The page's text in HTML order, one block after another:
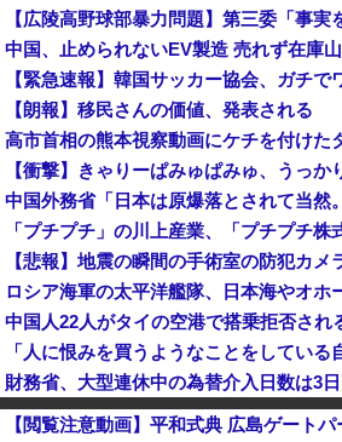
【朗報】移民さんの価値、発表される
【悲報】地震の瞬間の手術室の防犯カメ
財務省、大型連休中の為替介入日数は3
スペースXのロケット残骸、月面に衝突